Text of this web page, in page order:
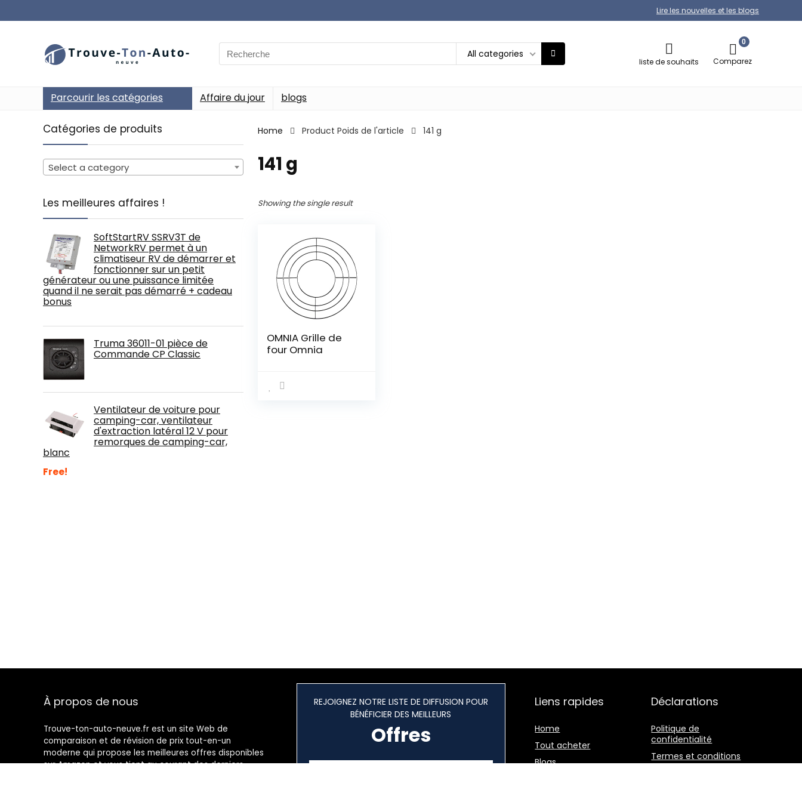
Lire les nouvelles et les blogs
Search
for:
All categories
liste de souhaits
0
Comparez
Parcourir les catégories Affaire du jour blogs
Catégories de produits
Select a category
Les meilleures affaires !
SoftStartRV SSRV3T de
NetworkRV permet à un
climatiseur RV de démarrer et
fonctionner sur un petit
générateur ou une puissance limitée
quand il ne serait pas démarré + cadeau
bonus
Truma 36011-01 pièce de
Commande CP Classic
Ventilateur de voiture pour
camping-car, ventilateur
d'extraction latéral 12 V pour
remorques de camping-car,
blanc
Free!
Home Product Poids de l'article ‎141 g
‎141 g
Showing the single result
OMNIA Grille de
four Omnia
À propos de nous
Trouve-ton-auto-neuve.fr est un site Web de
comparaison et de révision de prix tout-en-un
moderne qui propose les meilleures offres disponibles
sur Amazon et vous tient au courant des derniers
REJOIGNEZ NOTRE LISTE DE DIFFUSION POUR
BÉNÉFICIER DES MEILLEURS
Offres
Liens rapides
Home
Tout acheter
Blogs
Déclarations
Politique de
confidentialité
Termes et conditions